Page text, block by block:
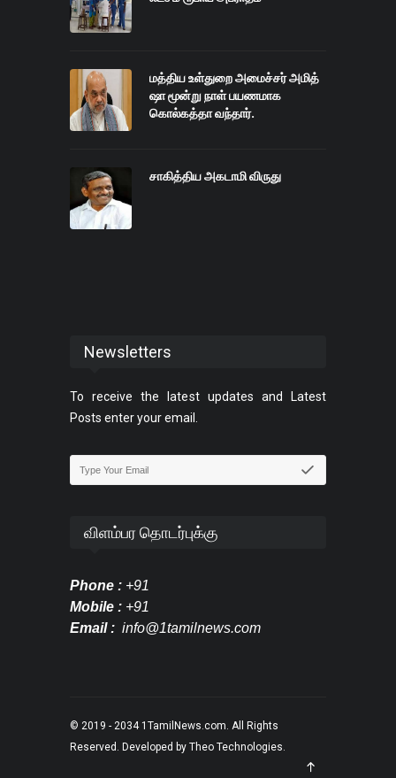
மத்திய உள்துறை அமைச்சர் அமித்
ஷா மூன்று நாள் பயணமாக
கொல்கத்தா வந்தார்.
சாகித்திய அகடாமி விருது
Newsletters
To receive the latest updates and Latest
Posts enter your email.
விளம்பர தொடர்புக்கு
Phone : +91
Mobile : +91
Email : info@1tamilnews.com
© 2019 - 2034 1TamilNews.com. All Rights
Reserved. Developed by Theo Technologies.